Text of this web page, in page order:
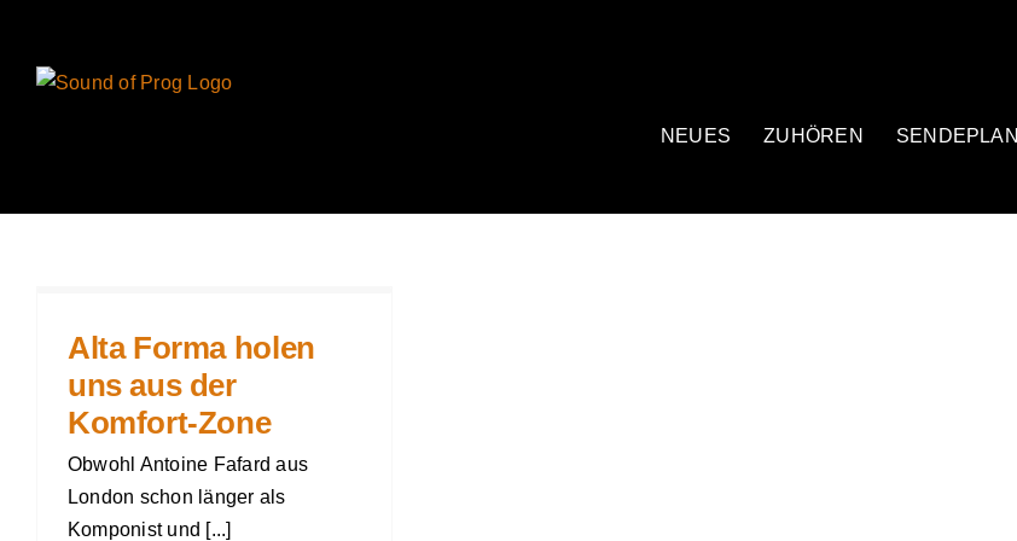
springen
NEUES ZUHÖREN SENDEPLAN
Alta Forma holen
uns aus der
Komfort-Zone
Obwohl Antoine Fafard aus
London schon länger als
Komponist und [...]